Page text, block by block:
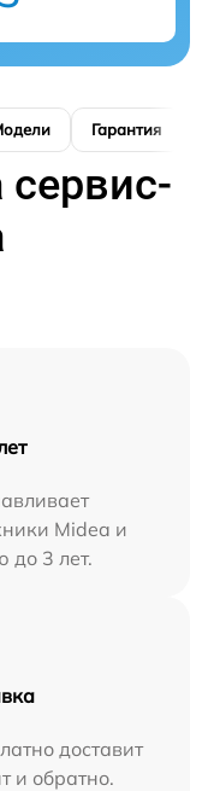
Гарантия
Midea и
до 3 лет.
доставит
и обратно.